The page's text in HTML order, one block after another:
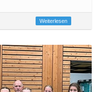
Weiterlesen